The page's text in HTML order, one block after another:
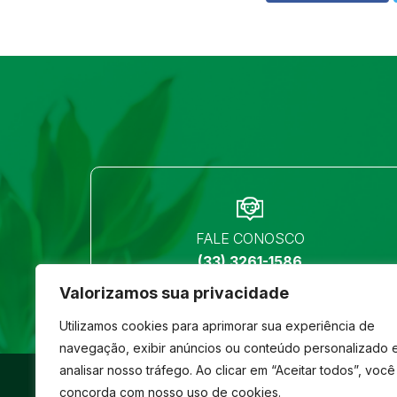
Valorizamos sua privacidade
Utilizamos cookies para aprimorar sua experiência de
navegação, exibir anúncios ou conteúdo personalizado
analisar nosso tráfego. Ao clicar em “Aceitar todos”, você
concorda com nosso uso de cookies.
FALE CONOSCO
(33) 3261-1586
© São José- Todos os direitos reservados